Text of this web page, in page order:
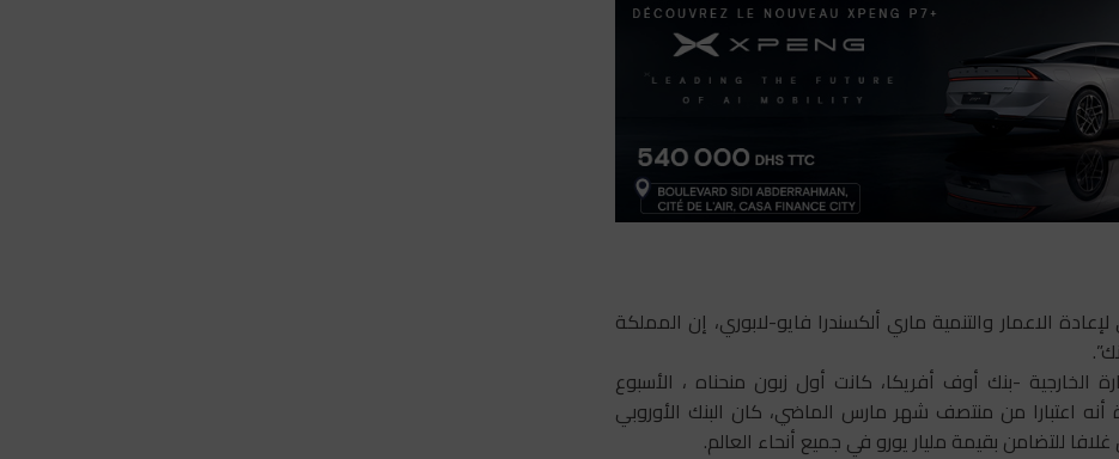
الاعمار والتنمية ماري ألكسندرا فايو-لابوري، إن المملكة
الخارجية -بنك أوف أفريكا، كانت أول زبون منحناه ، الأسبوع
مليون يورو “، مبرزة أنه اعتبارا من منتصف شهر مارس الماضي، كان البنك الأوروبي
للتضامن بقيمة مليار يورو في جميع أنحاء العالم.